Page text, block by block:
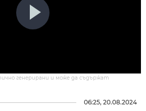
генерирани и може да съдържат
06:25, 20.08.2024